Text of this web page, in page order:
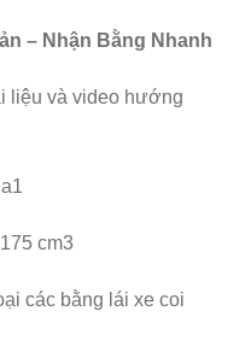
– Nhận Bằng Nhanh
liệu và video hướng
cm3
các bằng lái xe coi